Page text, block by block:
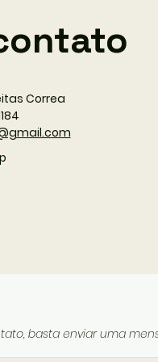
Correa
basta enviar uma